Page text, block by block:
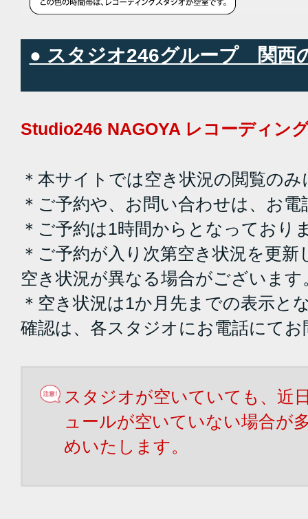
● スタジオ246グループ 関西
Studio246 NAGOYA レコーディン
＊本サイトでは空き状況の閲覧の
＊ご予約や、お問い合わせは、お
＊ご予約は1時間からとなっており
＊ご予約が入り次第空き状況を更
空き状況が異なる場合がございます
＊空き状況は1か月先までの表示と
確認は、各スタジオにお電話にて
スタジオが空いていても、近
ュールが空いていない場合が
めいたします。